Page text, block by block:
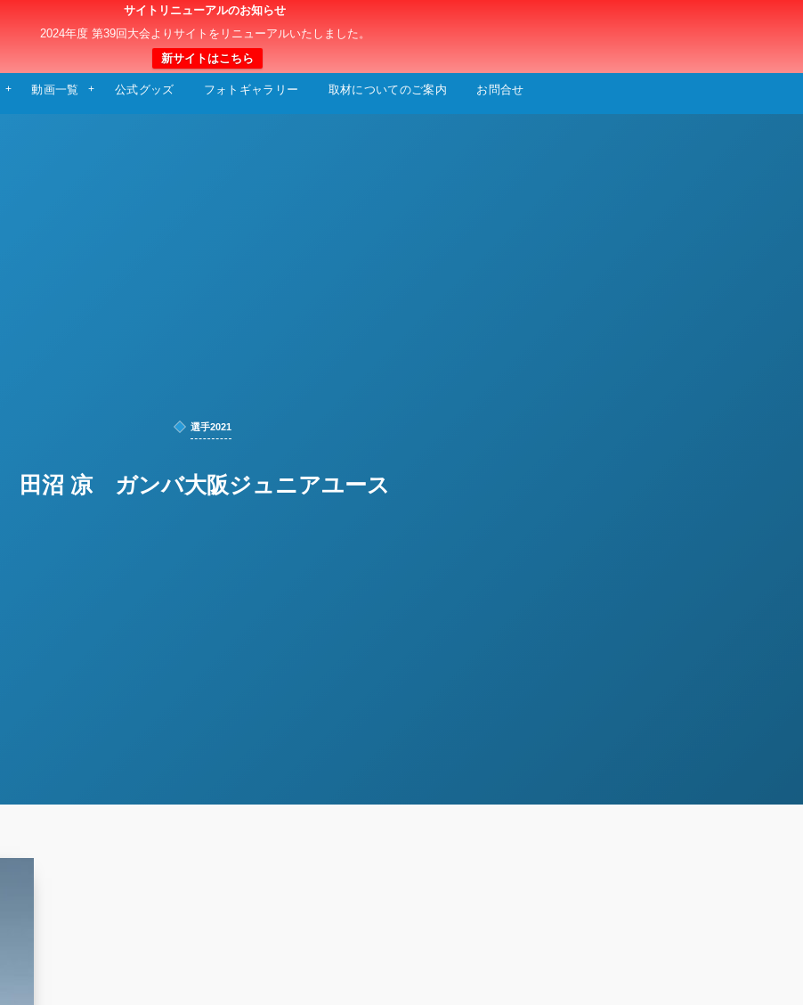
サイトリニューアルのお知らせ
2024年度 第39回大会よりサイトをリニューアルいたしました。
新サイトはこちら
日本クラブユースサッカー選手権（U-15）大会
動画一覧 公式グッズ フォトギャラリー 取材についてのご案内 お問合せ
選手2021
田沼 凉 ガンバ大阪ジュニアユース